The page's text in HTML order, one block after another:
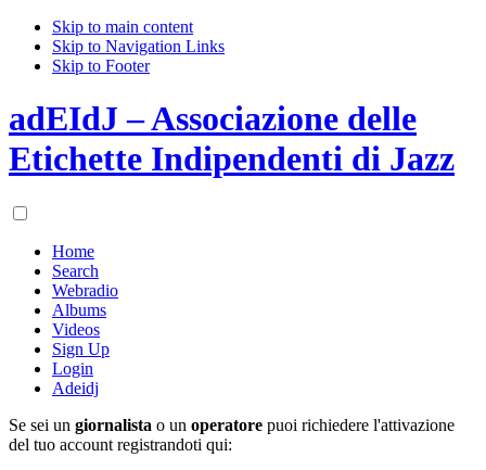
Skip to main content
Skip to Navigation Links
Skip to Footer
adEIdJ – Associazione delle
Etichette Indipendenti di Jazz
Home
Search
Webradio
Albums
Videos
Sign Up
Login
Adeidj
Se sei un giornalista o un operatore puoi richiedere l'attivazione
del tuo account registrandoti qui: